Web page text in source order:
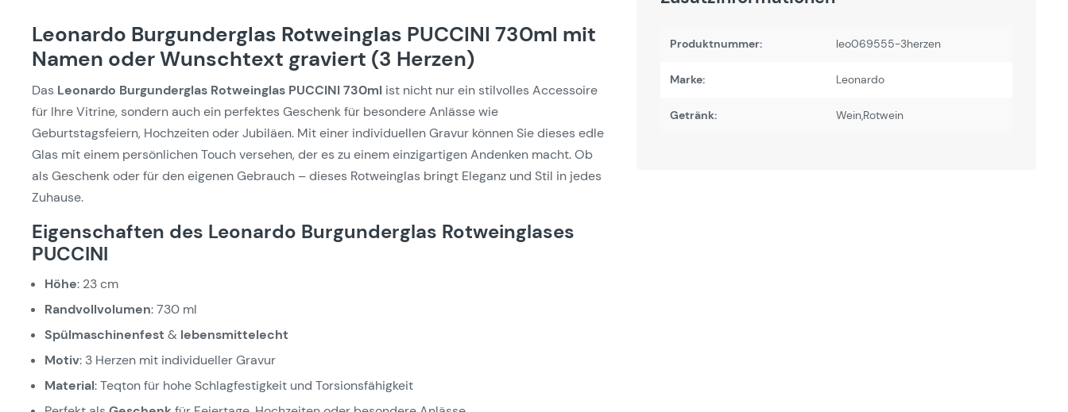
Leonardo Burgunderglas Rotweinglas PUCCINI 730ml mit
Namen oder Wunschtext graviert (3 Herzen)
Das Leonardo Burgunderglas Rotweinglas PUCCINI 730ml ist nicht nur ein stilvolles Accessoire
für Ihre Vitrine, sondern auch ein perfektes Geschenk für besondere Anlässe wie
Geburtstagsfeiern, Hochzeiten oder Jubiläen. Mit einer individuellen Gravur können Sie dieses edle
Glas mit einem persönlichen Touch versehen, der es zu einem einzigartigen Andenken macht. Ob
als Geschenk oder für den eigenen Gebrauch – dieses Rotweinglas bringt Eleganz und Stil in jedes
Zuhause.
Eigenschaften des Leonardo Burgunderglas Rotweinglases
PUCCINI
Höhe: 23 cm
Randvollvolumen: 730 ml
Spülmaschinenfest & lebensmittelecht
Motiv: 3 Herzen mit individueller Gravur
Material: Teqton für hohe Schlagfestigkeit und Torsionsfähigkeit
Produktnummer: leo069555-3herzen
Marke: Leonardo
Getränk: Wein,Rotwein